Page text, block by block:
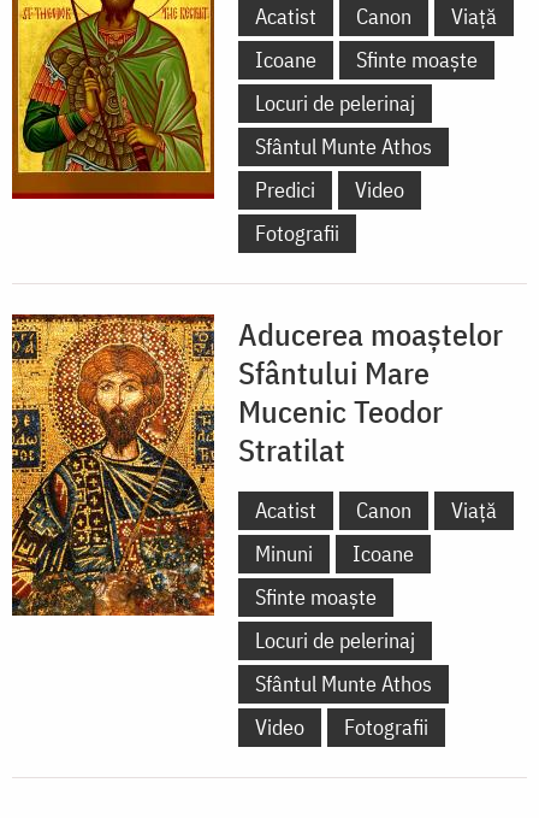
Acatist Canon
Viață
Icoane
Sfinte moaște
Locuri de pelerinaj
Sfântul Munte Athos
Predici
Video
Fotografii
Aducerea moaștelor
Sfântului Mare
Mucenic Teodor
Stratilat
Acatist Canon
Viață
Minuni
Icoane
Sfinte moaște
Locuri de pelerinaj
Sfântul Munte Athos
Video
Fotografii